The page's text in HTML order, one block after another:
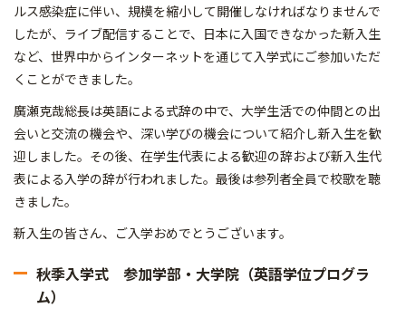
ルス感染症に伴い、規模を縮小して開催しなければなりませんで
したが、ライブ配信することで、日本に入国できなかった新入生
など、世界中からインターネットを通じて入学式にご参加いただ
くことができました。
廣瀬克哉総長は英語による式辞の中で、大学生活での仲間との出
会いと交流の機会や、深い学びの機会について紹介し新入生を歓
迎しました。その後、在学生代表による歓迎の辞および新入生代
表による入学の辞が行われました。最後は参列者全員で校歌を聴
きました。
新入生の皆さん、ご入学おめでとうございます。
秋季入学式 参加学部・大学院（英語学位プログラ
ム）